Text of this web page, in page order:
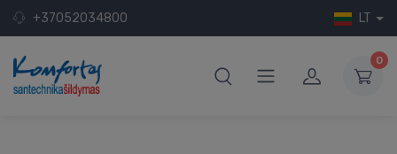
+37052034800 LT
0